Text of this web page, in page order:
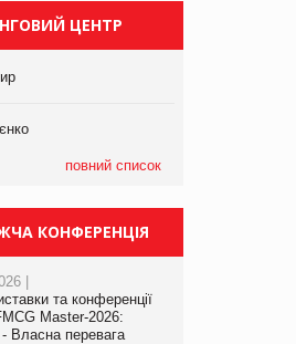
ЦЕНТР
повний список
КОНФЕРЕНЦІЯ
|
та конференції
Master-2026:
Власна перевага